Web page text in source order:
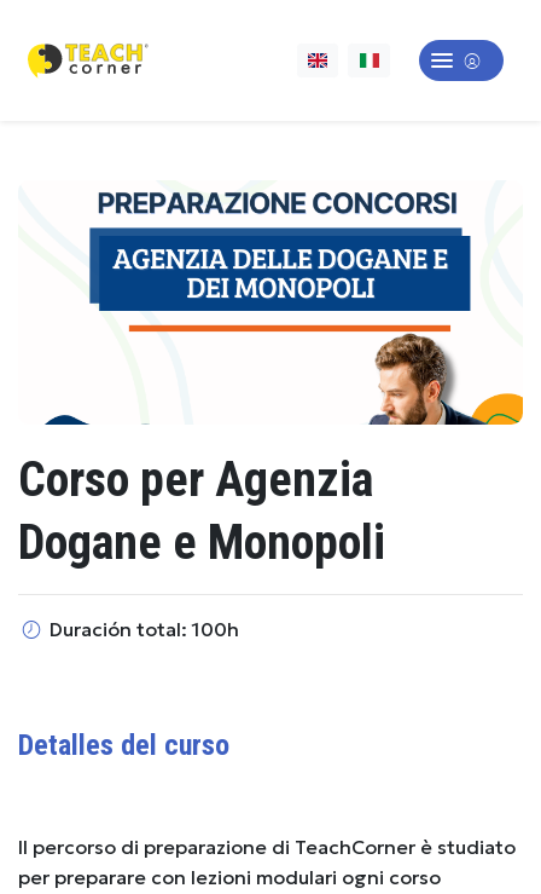
Corso per Agenzia
Dogane e Monopoli
Duración total: 100h
Detalles del curso
Il percorso di preparazione di TeachCorner è studiato
per preparare con lezioni modulari ogni corso